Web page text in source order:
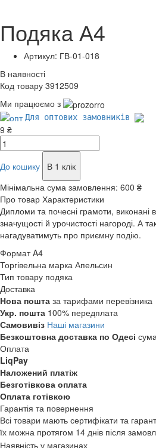
Подяка А4
Артикул: ГВ-01-018
В наявності
Код товару 3912509
Ми працюємо з
Для оптових замовників
9 ₴
До кошику
В 1 клік
Мінімальна сума замовлення: 600 ₴
Про товар Характеристики
Дипломи та почесні грамоти, виконані
значущості й урочистості нагороді. А
нагадуватимуть про приємну подію.
Формат A4
Торгівельна марка Апельсин
Тип товару подяка
Доставка
Нова пошта за тарифами перевізника
Укр. пошта 100% передплата
Самовивіз Наші магазини
Безкоштовна доставка по Одесі
Оплата
LiqPay
Наложений платіж
Безготівкова оплата
Оплата готівкою
Гарантія та повернення
Всі товари мають сертифікати та
їх можна протягом 14 днів після
Наявність у магазинах